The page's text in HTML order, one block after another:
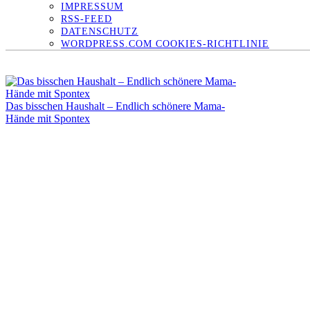
IMPRESSUM
RSS-FEED
DATENSCHUTZ
WORDPRESS.COM COOKIES-RICHTLINIE
Das bisschen Haushalt – Endlich schönere Mama-
Hände mit Spontex